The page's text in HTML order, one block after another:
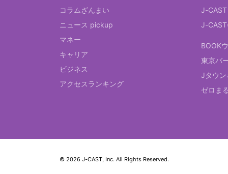
コラムざんまい
ニュース pickup
マネー
キャリア
ビジネス
アクセスランキング
J-CAST
J-
BOOK
東京バ
Jタウン
ゼロまる
© 2026 J-CAST, Inc. All Rights Reserved.